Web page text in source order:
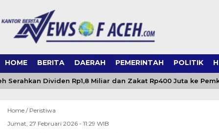
HOME BERITA DAERAH PEMERINTAH POLITIK
Serahkan Dividen Rp1,8 Miliar dan Zakat Rp400 Juta ke
Home / Peristiwa
Jumat, 27 Februari 2026 - 11:29 WIB